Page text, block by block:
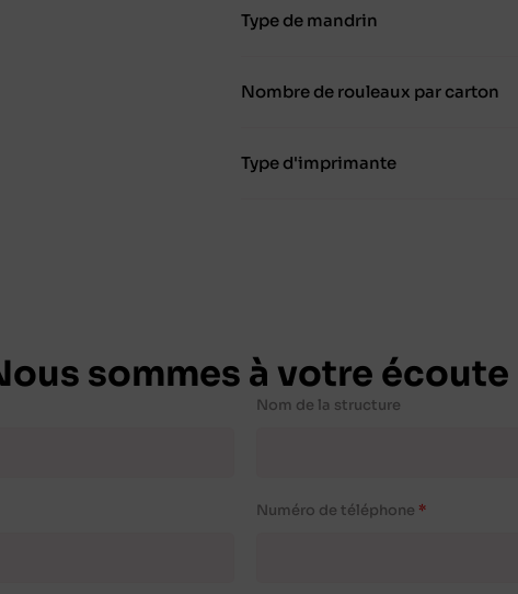
Type de mandrin
Nombre de rouleaux par carton
Type d'imprimante
sommes à votre écoute
Nom de la structure
Numéro de téléphone